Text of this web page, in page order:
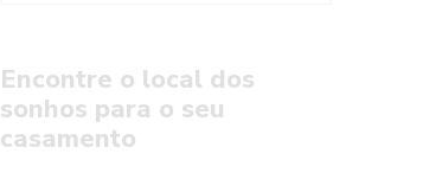
Encontre o local dos
sonhos para o seu
casamento